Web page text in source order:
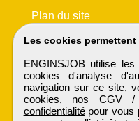
Les cookies
ENGINSJOB utilise
cookies d'analyse
navigation sur ce site,
cookies, nos CGV /
confidentialitépour vous
Plan du site